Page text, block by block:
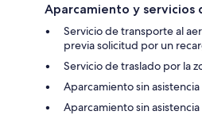
Aparcamiento y servicios
Servicio de transporte al
previa solicitud por un
Servicio de traslado por la
Aparcamiento sin
Aparcamiento sin